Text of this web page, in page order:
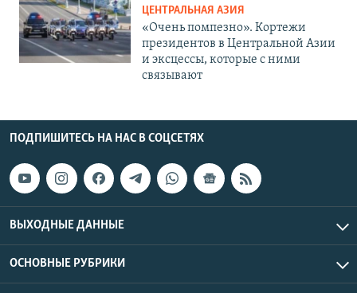
ЦЕНТРАЛЬНАЯ АЗИЯ
«Очень помпезно». Кортежи
президентов в Центральной Азии
и эксцессы, которые с ними
связывают
ПОДПИШИТЕСЬ НА НАС В СОЦСЕТЯХ
ВЫХОДНЫЕ ДАННЫЕ
ОСНОВНЫЕ РУБРИКИ